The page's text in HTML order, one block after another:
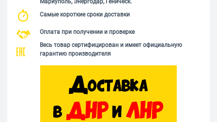
Мариуполь, Энергодар, Геническ.
Самые короткие сроки доставки
Оплата при получении и проверке
Весь товар сертифицирован и имеет официальную
гарантию производителя